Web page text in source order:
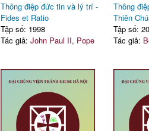
Thông điệp đức tin và lý trí -
Fides et Ratio
Tập số: 1998
Tác giả: John Paul II, Pope
Thông
Thiên
Tập số:
Tác giả: